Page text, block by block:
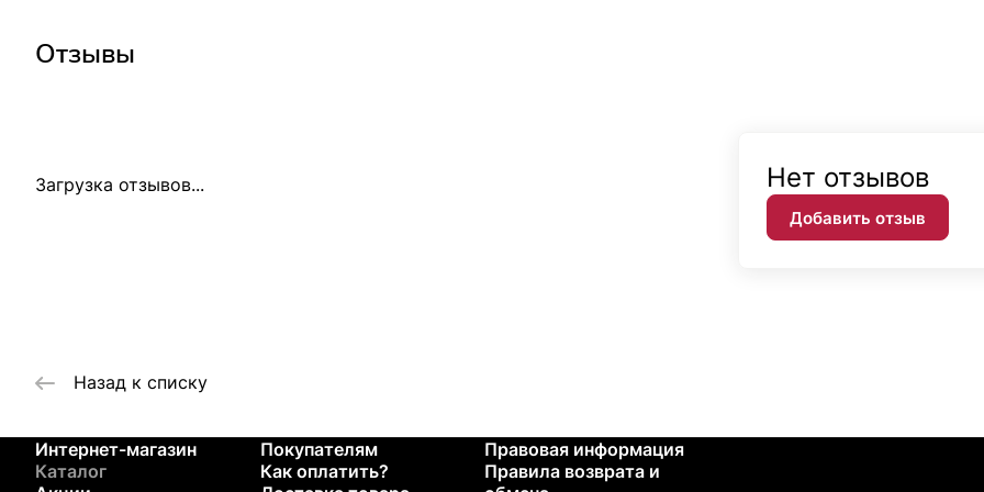
Отзывы
Загрузка отзывов... Нет отзывов
Добавить отзыв
Назад к списку
Интернет-магазин
Каталог
Покупателям
Как оплатить?
Правовая информация
Правила возврата и